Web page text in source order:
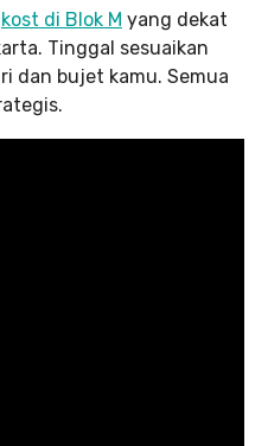
kost di Blok M yang dekat
Tinggal sesuaikan
dan bujet kamu. Semua